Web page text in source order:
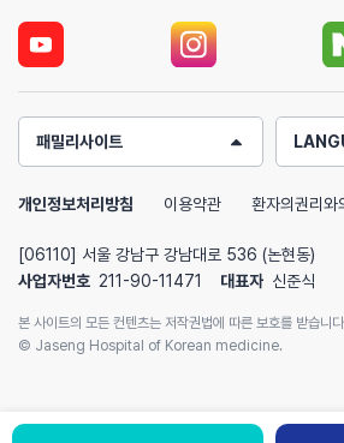
패밀리사이트
개인정보처리방침 이용약관 환자의권리와
[06110] 서울 강남구 강남대로 536 (논현동)
사업자번호 211-90-11471 대표자 신준식
본 사이트의 모든 컨텐츠는 저작권법에 따른 보호를 받습니
© Jaseng Hospital of Korean medicine.